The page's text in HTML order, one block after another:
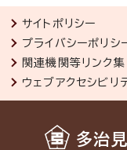
サイトポリシー
プライバシーポリシ
関連機関等リンク集
ウェブアクセシビリ
多治